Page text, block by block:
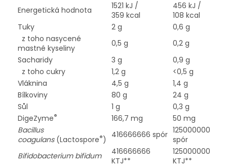
Energetická hodnota
1521 kJ /
359 kcal
456 kJ /
108 kcal
Tuky
2 g
0,6 g
z toho nasycené
mastné kyseliny
0,5 g
0,2 g
Sacharidy
3 g
0,9 g
z toho cukry
1,2 g
<0,5 g
Vláknina
4,5 g
1,4 g
Bílkoviny
80 g
24 g
Sůl
1 g
0,3 g
DigeZyme® 166,7 mg
50 mg
Bacillus
coagulans(Lactospore®) 416666666 spór 125000000
spór
Bifidobacterium bifidum
416666666
KTJ**
125000000
KTJ**